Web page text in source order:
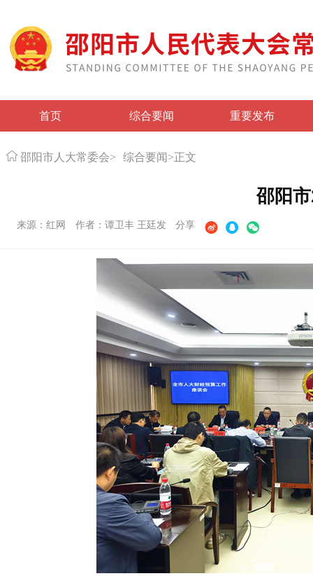
首页 综合要闻 重要发布
邵阳市人大常委会> 综合要闻 >正文
邵阳
来源：红网 作者：谭卫丰 王廷发 分享